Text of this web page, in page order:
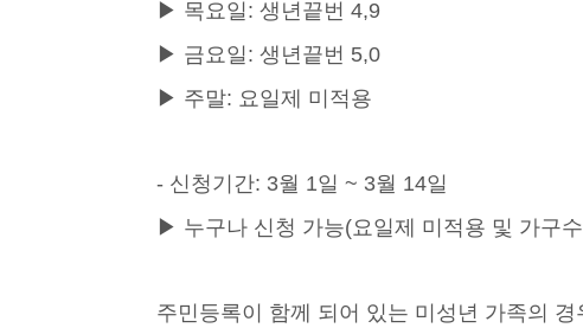
▶ 목요일: 생년끝번 4,9
▶ 금요일: 생년끝번 5,0
▶ 주말: 요일제 미적용
- 신청기간: 3월 1일 ~ 3월 14일
▶ 누구나 신청 가능(요일제 미적용 및 가구
주민등록이 함께 되어 있는 미성년 가족의